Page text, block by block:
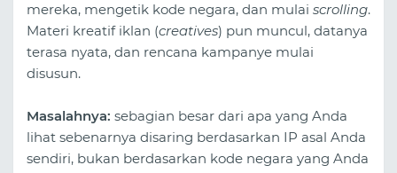
mereka, mengetik kode negara, dan mulai scrolling.
Materi kreatif iklan (creatives) pun muncul, datanya
terasa nyata, dan rencana kampanye mulai
disusun.
Masalahnya: sebagian besar dari apa yang Anda
lihat sebenarnya disaring berdasarkan IP asal Anda
sendiri, bukan berdasarkan kode negara yang Anda